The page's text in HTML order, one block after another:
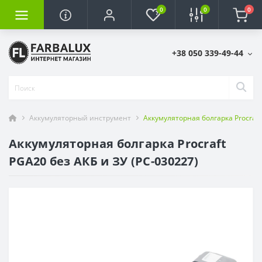
0 0 0
+38 050 339-49-44
Аккумуляторный инструмент Аккумуляторная болгарка
Аккумуляторная болгарка Procraft
PGA20 без АКБ и ЗУ (PC-030227)